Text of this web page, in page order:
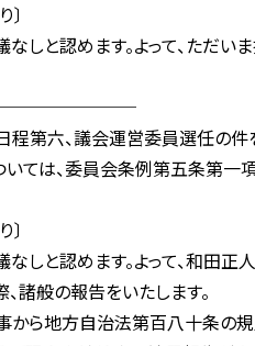
と認めます。よって、ただい
第六、議会運営委員選任の件
いては、委員会条例第五条第
と認めます。よって、和田正
般の報告をいたします。
から地方自治法第百八十条の